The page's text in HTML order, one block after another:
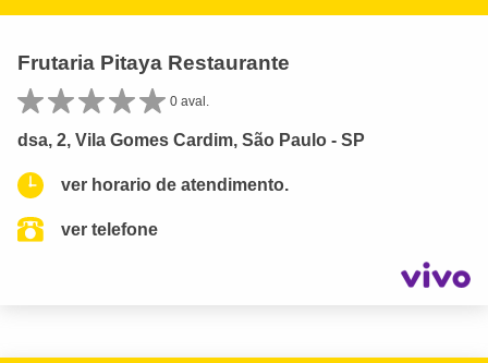
Frutaria Pitaya Restaurante
0 aval.
dsa, 2, Vila Gomes Cardim, São Paulo - SP
ver horario de atendimento.
ver telefone